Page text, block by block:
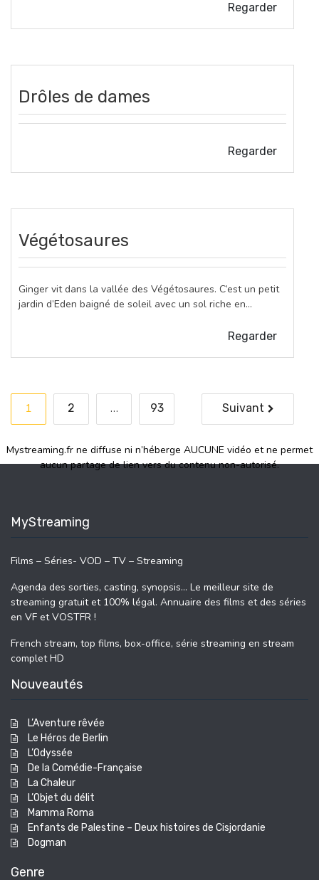
Regarder
Drôles de dames
Regarder
Végétosaures
Ginger vit dans la vallée des Végétosaures. C’est un petit
jardin d’Eden baigné de soleil avec un sol riche en…
Regarder
Navigation
des
articles
1 2 … 93 Suivant
Mystreaming.fr ne diffuse ni n’héberge AUCUNE vidéo et ne permet
aucun partage de lien vers du contenu non-autorisé.
MyStreaming
Films – Séries- VOD – TV – Streaming
Agenda des sorties, casting, synopsis… Le meilleur site de
streaming gratuit et 100% légal. Annuaire des films et des séries
en VF et VOSTFR !
French stream, top films, box-office, série streaming en stream
complet HD
Nouveautés
L’Aventure rêvée
Le Héros de Berlin
L’Odyssée
De la Comédie-Française
La Chaleur
L’Objet du délit
Mamma Roma
Enfants de Palestine – Deux histoires de Cisjordanie
Dogman
Genre